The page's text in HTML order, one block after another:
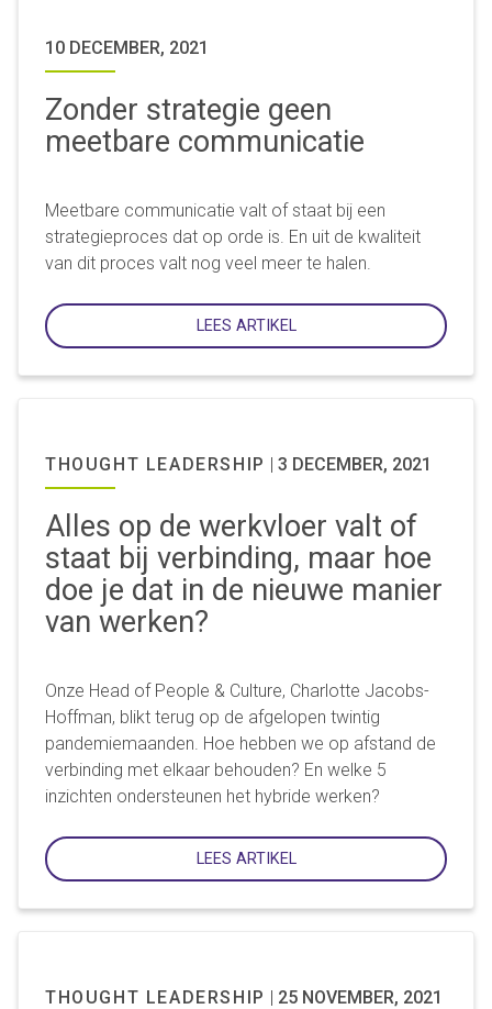
10 DECEMBER, 2021
Zonder strategie geen
meetbare communicatie
Meetbare communicatie valt of staat bij een
strategieproces dat op orde is. En uit de kwaliteit
van dit proces valt nog veel meer te halen.
LEES ARTIKEL
THOUGHT LEADERSHIP | 3 DECEMBER, 2021
Alles op de werkvloer valt of
staat bij verbinding, maar hoe
doe je dat in de nieuwe manier
van werken?
Onze Head of People & Culture, Charlotte Jacobs-
Hoffman, blikt terug op de afgelopen twintig
pandemiemaanden. Hoe hebben we op afstand de
verbinding met elkaar behouden? En welke 5
inzichten ondersteunen het hybride werken?
LEES ARTIKEL
THOUGHT LEADERSHIP | 25 NOVEMBER, 2021